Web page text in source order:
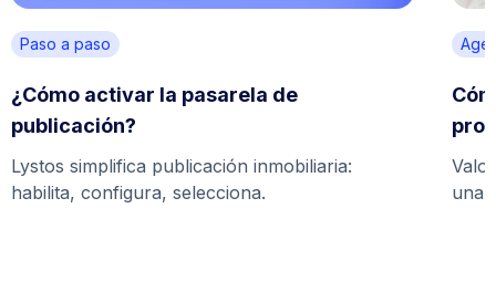
Paso a paso
¿Cómo activar la pasarela de
publicación?
Lystos simplifica publicación inmobiliaria:
habilita, configura, selecciona.
una